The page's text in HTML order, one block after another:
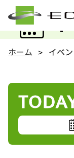
ホーム イベ